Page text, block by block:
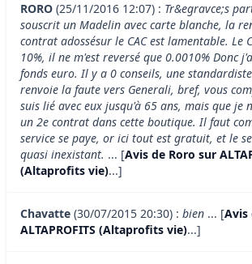
RORO (25/11/2016 12:07) : Tr&egravce;s
souscrit un Madelin avec carte blanche, la
contrat adossésur le CAC est lamentable. Le
10%, il ne m'est reversé que 0.0010% Donc
fonds euro. Il y a 0 conseils, une
renvoie la faute vers Generali, bref, vous
suis lié avec eux jusqu'à 65 ans, mais que je
un 2e contrat dans cette boutique. Il faut
service se paye, or ici tout est gratuit, et le
quasi inexistant. ... [Avis de Roro sur
(Altaprofits vie)...]
Chavatte (30/07/2015 20:30) : bien ... [Avis
ALTAPROFITS (Altaprofits vie)...]